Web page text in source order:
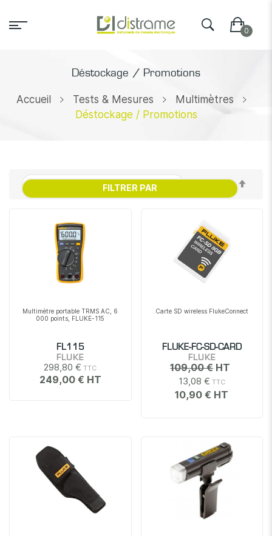
Déstockage / Promotions
Accueil Tests & Mesures
Multimètres
Déstockage / Promotions
Multimètre portable TRMS AC, 6
000 points, FLUKE-115
FL115
FLUKE
298,80 €
249,00 €
Carte SD wireless FlukeConnect
FLUKE-FC-SD-CARD
FLUKE
13,08 €
10,90 €
109,00 €
FILTRER PAR